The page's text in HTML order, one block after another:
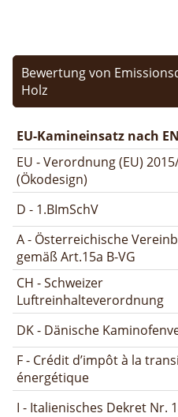
Bewertung von
Holz
EU-Kamineinsatz nach
EU - Verordnung (EU)
(Ökodesign)
D - 1.BImSchV
A - Österreichische
gemäß Art.15a B-VG
CH - Schweizer
Luftreinhalteverordnung
DK - Dänische
F - Crédit d’impôt à la
énergétique
I - Italienisches Dekret Nr.